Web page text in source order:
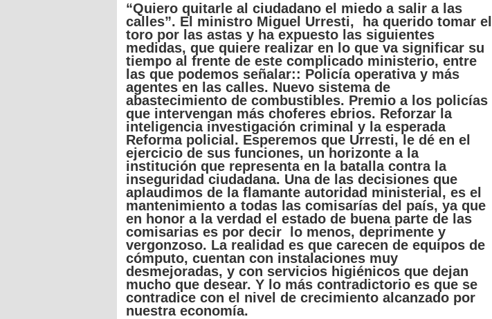
“Quiero quitarle al ciudadano el miedo a salir a las
calles”. El ministro Miguel Urresti, ha querido tomar el
toro por las astas y ha expuesto las siguientes
medidas, que quiere realizar en lo que va significar su
tiempo al frente de este complicado ministerio, entre
las que podemos señalar:: Policía operativay más
agentes en las calles. Nuevo sistemade
abastecimiento de combustibles. Premio a los policías
que intervengan más choferes ebrios. Reforzar la
inteligencia investigación criminal y la esperada
Reforma policial . Esperemos que Urresti, le dé en el
ejercicio de sus funciones, un horizonte a la
institución que representaen la batallacontra la
inseguridad ciudadana. Unade las decisiones que
aplaudimos de la flamante autoridad ministerial, es el
mantenimiento a todas las comisarías del país, ya que
en honor a la verdad el estado de buena parte de las
comisarias es por decir lo menos, deprimente y
vergonzoso. La realidad es que carecen de equipos de
cómputo, cuentan con instalaciones muy
desmejoradas, y con servicios higiénicos que dejan
mucho que desear. Y lo más contradictorio es que se
contradice con el nivel de crecimiento alcanzado por
nuestra economía.